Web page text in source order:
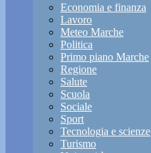
Economia e finanza
Lavoro
Meteo Marche
Politica
Primo piano Marche
Regione
Salute
Scuola
Sociale
Sport
Tecnologia e scienze
Turismo